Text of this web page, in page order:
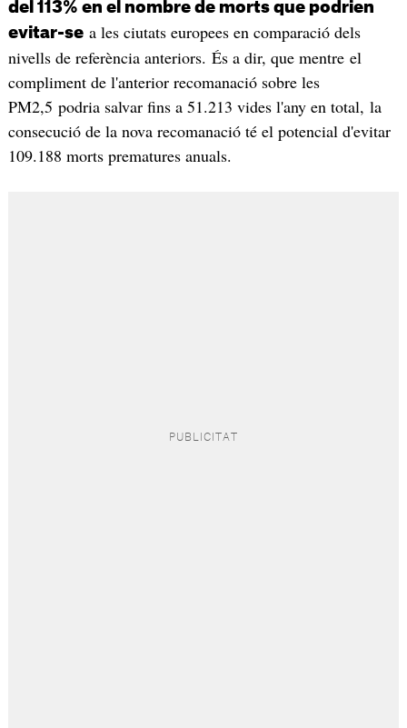
del 113% en el nombre de morts que podrien
evitar-sea les ciutats europees en comparació dels
nivells de referència anteriors. És a dir, que mentre el
compliment de l'anterior recomanació sobre les
PM2,5 podria salvar fins a 51.213 vides l'any en total, la
consecució de la nova recomanació té el potencial d'evitar
109.188 morts prematures anuals.